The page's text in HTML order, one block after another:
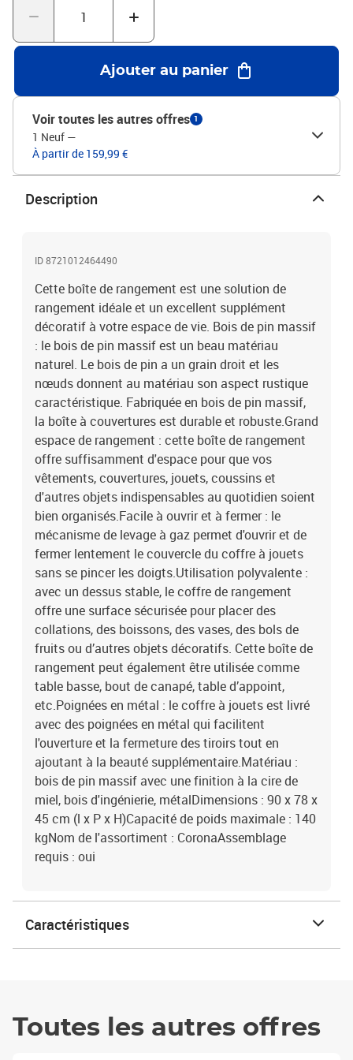
collations, des boissons, des vases, des bols de fruits ou d’autres
utilisée comme table basse, bout de canapé, table d’appoint,
etc.Poignées en métal : le coffre à jouets est livré avec des
poignées en métal qui facilitent l'ouverture et la fermeture des
tiroirs tout en ajoutant à la beauté supplémentaire.Matériau : bois
de pin massif avec une finition à la cire de miel, bois d'ingénierie,
métalDimensions : 90 x 78 x 45 cm (l x P x H)Capacité de poids
maximale : 140 kgNom de l'assortiment : CoronaAssemblage
requis : oui
Ajouter au panier
Voir toutes les autres offres 1
1 Neuf —
À partir de 159,99 €
Description
ID 8721012464490
Cette boîte de rangement est une solution de
rangement idéale et un excellent supplément
décoratif à votre espace de vie. Bois de pin massif
: le bois de pin massif est un beau matériau
naturel. Le bois de pin a un grain droit et les
nœuds donnent au matériau son aspect rustique
caractéristique. Fabriquée en bois de pin massif,
la boîte à couvertures est durable et robuste.Grand
espace de rangement : cette boîte de rangement
offre suffisamment d'espace pour que vos
vêtements, couvertures, jouets, coussins et
d'autres objets indispensables au quotidien soient
bien organisés.Facile à ouvrir et à fermer : le
mécanisme de levage à gaz permet d'ouvrir et de
fermer lentement le couvercle du coffre à jouets
sans se pincer les doigts.Utilisation polyvalente :
avec un dessus stable, le coffre de rangement
offre une surface sécurisée pour placer des
collations, des boissons, des vases, des bols de
fruits ou d’autres objets décoratifs. Cette boîte de
rangement peut également être utilisée comme
table basse, bout de canapé, table d’appoint,
etc.Poignées en métal : le coffre à jouets est livré
avec des poignées en métal qui facilitent
l'ouverture et la fermeture des tiroirs tout en
ajoutant à la beauté supplémentaire.Matériau :
bois de pin massif avec une finition à la cire de
miel, bois d'ingénierie, métalDimensions : 90 x 78 x
45 cm (l x P x H)Capacité de poids maximale : 140
kgNom de l'assortiment : CoronaAssemblage
requis : oui
Caractéristiques
Toutes les autres offres